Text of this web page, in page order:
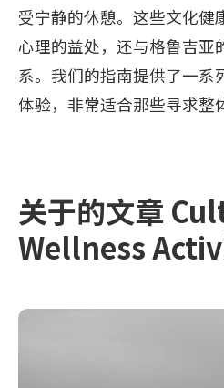
受宁静的休憩。这些文化健
心理的益处，还与格鲁吉亚
系。我们的指南提供了一系
体验，非常适合那些寻求整
关于的文章
Wellness